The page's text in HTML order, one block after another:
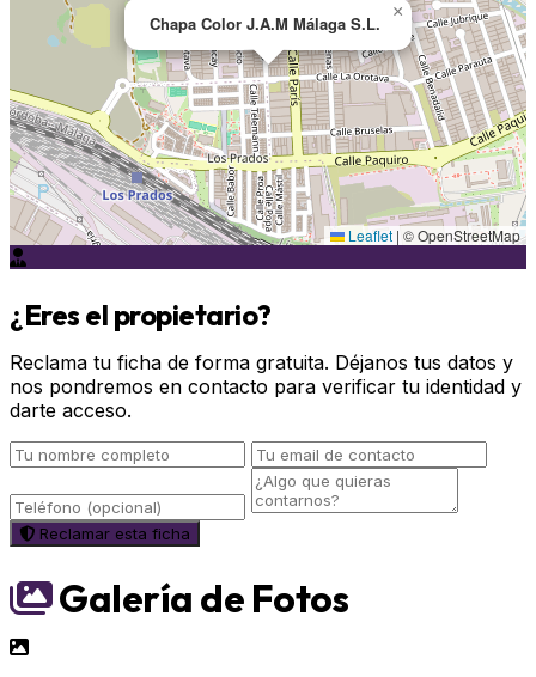
Chapa Color J.A.M Málaga S.L.
×
Leaflet | © OpenStreetMap
¿Eres el propietario?
Reclama tu ficha de forma gratuita. Déjanos tus datos y
nos pondremos en contacto para verificar tu identidad y
darte acceso.
Reclamar esta ficha
Galería de Fotos